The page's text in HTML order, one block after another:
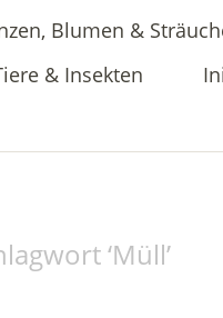
Blumen &
& Insekten
‘Müll’